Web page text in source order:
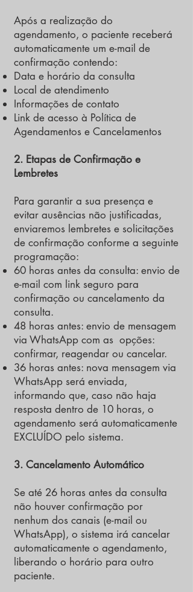
Após a realização do
agendamento, o paciente receberá
automaticamente um e-mail de
confirmação contendo:
Data e horário da consulta
Local de atendimento
Informações de contato
Link de acesso à Política de
Agendamentos e Cancelamentos
2. Etapas de Confirmação e
Lembretes
Para garantir a sua presença e
evitar ausências não justificadas,
enviaremos lembretes e solicitações
de confirmação conforme a seguinte
programação:
60 horas antes da consulta: envio de
e-mail com link seguro para
confirmação ou cancelamento da
consulta.
48 horas antes: envio de mensagem
via WhatsApp com as opções:
confirmar, reagendar ou cancelar.
36 horas antes: nova mensagem via
WhatsApp será enviada,
informando que, caso não haja
resposta dentro de 10 horas, o
agendamento será automaticamente
EXCLUÍDO pelo sistema.
3. Cancelamento Automático
Se até 26 horas antes da consulta
não houver confirmação por
nenhum dos canais (e-mail ou
WhatsApp), o sistema irá cancelar
automaticamente o agendamento,
liberando o horário para outro
paciente.